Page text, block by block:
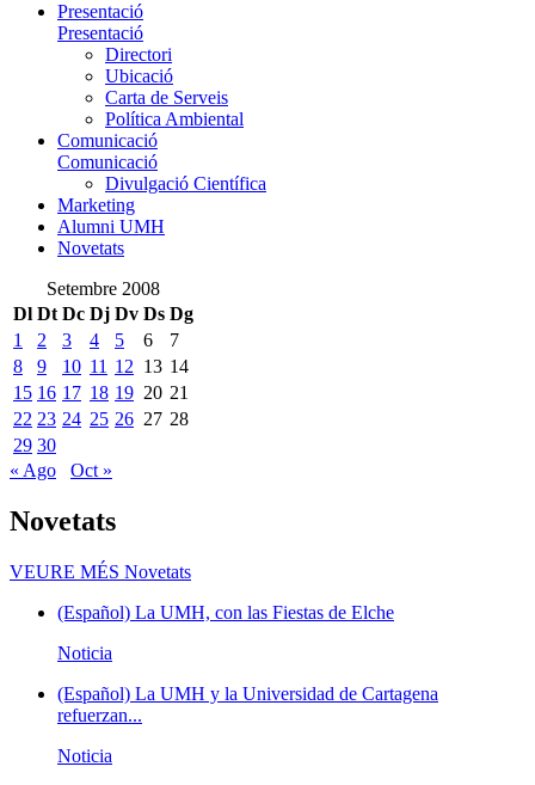
Presentació
Presentació
Directori
Ubicació
Carta de Serveis
Política Ambiental
Comunicació
Comunicació
Divulgació Científica
Marketing
Alumni UMH
Novetats
Setembre 2008
Dl Dt Dc Dj Dv Ds Dg
1
2 3 4 5 6
7
8
9 10 11 12 13 14
15 16 17 18 19 20 21
22 23 24 25 26 27 28
29 30
« Ago
Oct »
Novetats
VEURE MÉS Novetats
(Español) La UMH, con las Fiestas de Elche
Noticia
(Español) La UMH y la Universidad de Cartagena
refuerzan...
Noticia